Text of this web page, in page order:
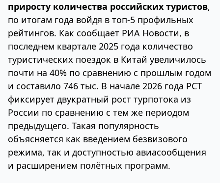
приросту количества российских туристов,
по итогам года войдя в топ-5 профильных
рейтингов. Как сообщает РИА Новости, в
последнем квартале 2025 года количество
туристических поездок в Китай увеличилось
почти на 40% по сравнению с прошлым годом
и составило 746 тыс. В начале 2026 года РСТ
фиксирует двукратный рост турпотока из
России по сравнению с тем же периодом
предыдущего. Такая популярность
объясняется как введением безвизового
режима, так и доступностью авиасообщения
и расширением полётных программ.